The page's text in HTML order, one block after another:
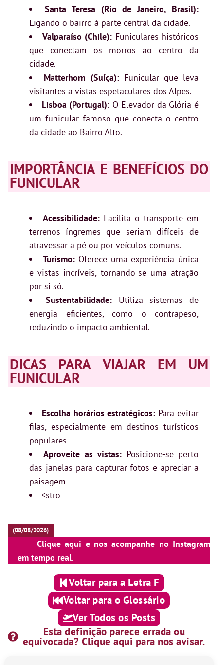
Santa Teresa (Rio de Janeiro, Brasil):
Ligando o bairro à parte central da cidade.
Valparaíso (Chile): Funiculares históricos
que conectam os morros ao centro da
cidade.
Matterhorn (Suíça): Funicular que leva
visitantes a vistas espetaculares dos Alpes.
Lisboa (Portugal): O Elevador da Glória é
um funicular famoso que conecta o centro
da cidade ao Bairro Alto.
IMPORTÂNCIA E BENEFÍCIOS DO
FUNICULAR
Acessibilidade: Facilita o transporte em
terrenos íngremes que seriam difíceis de
atravessar a pé ou por veículos comuns.
Turismo:Oferece uma experiência única
e vistas incríveis, tornando-se uma atração
por si só.
Sustentabilidade:Utiliza sistemas de
energia eficientes, como o contrapeso,
reduzindo o impacto ambiental.
DICAS PARA VIAJAR EM UM
FUNICULAR
Escolha horários estratégicos: Para evitar
filas, especialmente em destinos turísticos
populares.
Aproveite as vistas: Posicione-se perto
das janelas para capturar fotos e apreciar a
paisagem.
<stro
(08/08/2026)
Clique aqui e nos acompanhe no Instagram
em tempo real.
Voltar para a Letra F
Voltar para o Glossário
Ver Todos os Posts
Esta definição parece errada ou
equivocada? Clique aqui para nos avisar.